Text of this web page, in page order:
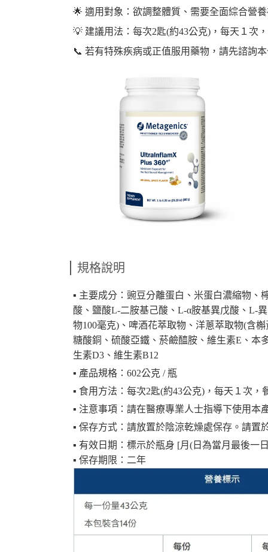
🌟 適用對象：欲調整體質、需要全面綜合營
💡 建議用法：每次2匙(約43公克)，每天１次
📞 若有特殊疾病或正值服用藥物，請先諮詢
規格說明
▪︎ 主要成分：豌豆分離蛋白、米蛋白濃縮物
酸、鹽酸L-二胺基己酸、L-α胺基異戊酸、L-
物100毫克)、啤酒花萃取物、洋蔥萃取物(含
糖酸銅、硫酸亞鐵、菸鹼醯胺、維生素E、本
生素D3、維生素B12
▪︎ 產品規格：602公克 / 瓶
▪︎ 食用方法：每次2匙(約43公克)，每天１次
▪︎ 注意事項：請在醫療專業人士指導下使用
▪︎ 保存方式：請放置於陰涼乾燥處保存。請置
▪︎ 有效日期：標示於瓶身 [月(日為當月最後一
▪︎ 保存期限：二年